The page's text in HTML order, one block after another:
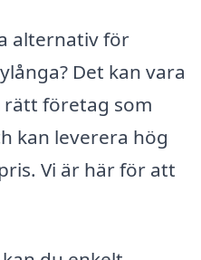
alternativ för
Det kan vara
företag som
kan leverera hög
Vi är här för att